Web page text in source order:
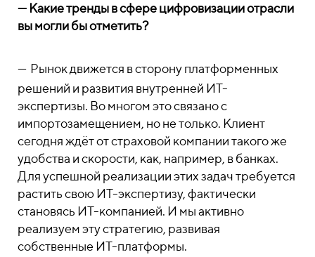
— Какие тренды в сфере цифровизации отрасли
вы могли бы отметить?
— Рынок движется в сторону платформенных
решений и развития внутренней ИТ-
экспертизы. Во многом это связано с
импортозамещением, но не только. Клиент
сегодня ждёт от страховой компании такого же
удобства и скорости, как, например, в банках.
Для успешной реализации этих задач требуется
растить свою ИТ-экспертизу, фактически
становясь ИТ-компанией. И мы активно
реализуем эту стратегию, развивая
собственные ИТ-платформы.